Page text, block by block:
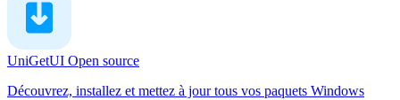
UniGetUI Open source
Découvrez, installez et mettez à jour tous vos paquets Windows